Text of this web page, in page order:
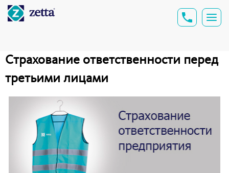
Страхование ответственности перед
третьими лицами